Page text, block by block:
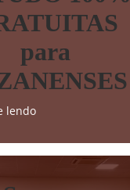
para
lendo